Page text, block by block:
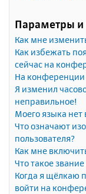
Параметры и
Как мне
Как избежать
сейчас на
На
Я изменил
неправильное!
Моего языка нет
Что означают
пользователя?
Как мне
Что такое
Когда я щёлкаю
войти на